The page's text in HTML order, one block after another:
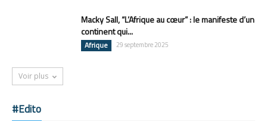
Macky Sall, “L’Afrique au cœur” : le manifeste d’un
continent qui...
Afrique 29 septembre 2025
Voir plus
#Edito